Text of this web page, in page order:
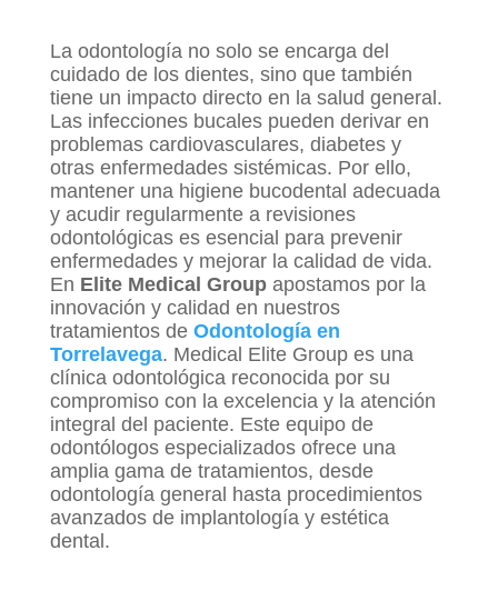
La odontología no solo se encarga del
cuidado de los dientes, sino que también
tiene un impacto directo en la salud general.
Las infecciones bucales pueden derivar en
problemas cardiovasculares, diabetes y
otras enfermedades sistémicas. Por ello,
mantener una higiene bucodental adecuada
y acudir regularmente a revisiones
odontológicas es esencial para prevenir
enfermedades y mejorar la calidad de vida.
En Elite Medical Groupapostamos por la
innovación y calidad en nuestros
tratamientos de Odontología en
Torrelavega. Medical Elite Group es una
clínica odontológica reconocida por su
compromiso con la excelencia y la atención
integral del paciente. Este equipo de
odontólogos especializados ofrece una
amplia gama de tratamientos, desde
odontología general hasta procedimientos
avanzados de implantología y estética
dental.